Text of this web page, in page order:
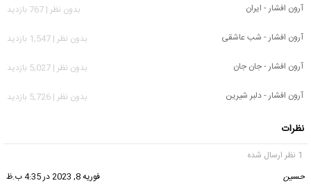
آرون افشار - ایران
بدون نظر | 767 بازدید
آرون افشار - شب عاشقی
بدون نظر | 1,547 بازدید
آرون افشار - جان جان
بدون نظر | 5,027 بازدید
آرون افشار - دلبر شیرین
بدون نظر | 5,726 بازدید
نظرات
1 نظر ارسال شده
حسین
فوریه 8, 2023 در 4:35 ب.ظ